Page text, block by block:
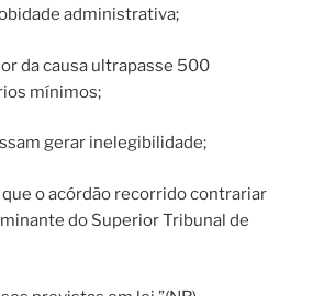
administrativa;
da causa ultrapasse 500
mínimos;
gerar inelegibilidade;
o acórdão recorrido contrariar
do Superior Tribunal de